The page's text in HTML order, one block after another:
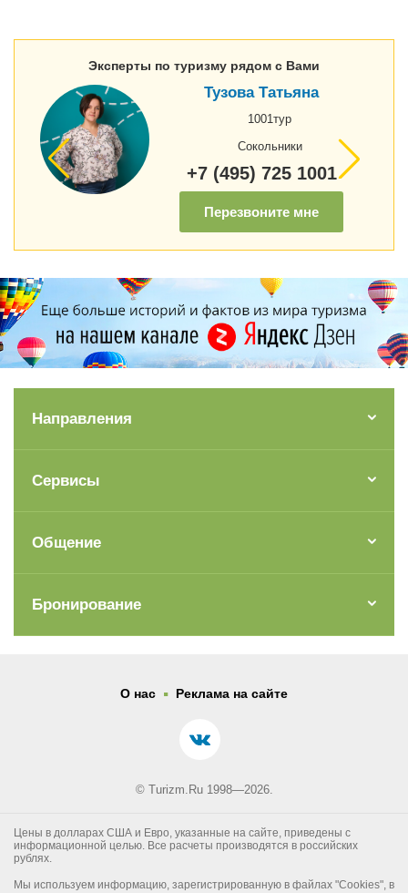
Эксперты по туризму рядом с Вами
Тузова Татьяна
1001тур
Сокольники
+7 (495) 725 1001
Перезвоните мне
Направления
Сервисы
Общение
Бронирование
О нас . Реклама на сайте
© Turizm.Ru 1998—2026.
Цены в долларах США и Евро, указанные на сайте, приведены с
информационной целью. Все расчеты производятся в российских
рублях.
Мы используем информацию, зарегистрированную в файлах "Cookies", в